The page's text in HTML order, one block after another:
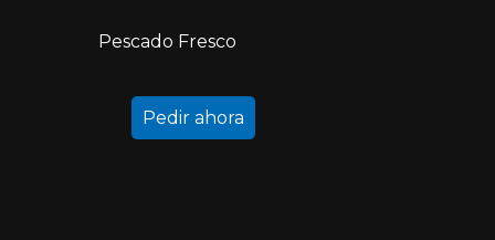
Pescado Fresco
Pedir ahora